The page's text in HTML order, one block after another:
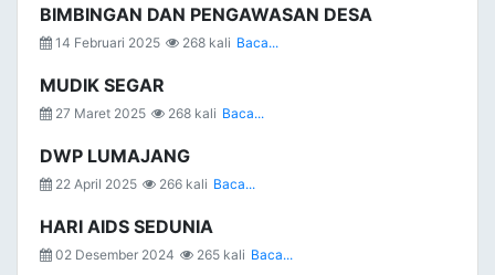
BIMBINGAN DAN PENGAWASAN DESA
14 Februari 2025 268 kali Baca...
MUDIK SEGAR
27 Maret 2025 268 kali Baca...
DWP LUMAJANG
22 April 2025 266 kali Baca...
HARI AIDS SEDUNIA
02 Desember 2024 265 kali Baca...